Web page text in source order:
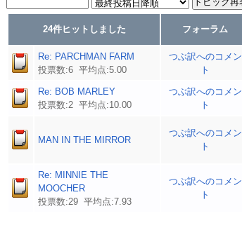
24件ヒットしました フォーラム
Re: PARCHMAN FARM
投票数:6 平均点:5.00
つぶ訳へのコメン
ト
Re: BOB MARLEY
投票数:2 平均点:10.00
つぶ訳へのコメン
ト
MAN IN THE MIRROR
つぶ訳へのコメン
ト
Re: MINNIE THE
MOOCHER
投票数:29 平均点:7.93
つぶ訳へのコメン
ト